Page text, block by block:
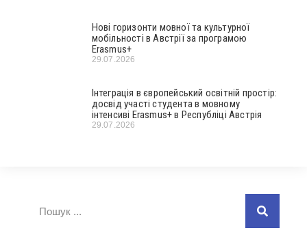
Нові горизонти мовної та культурної
мобільності в Австрії за програмою
Erasmus+
29.07.2026
Інтеграція в європейський освітній простір:
досвід участі студента в мовному
інтенсиві Erasmus+ в Республіці Австрія
29.07.2026